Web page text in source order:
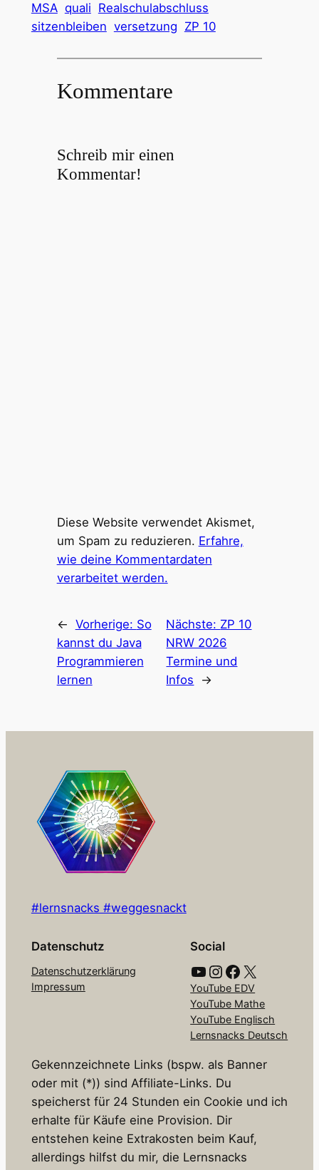
MSA quali Realschulabschluss
sitzenbleiben versetzung ZP 10
Kommentare
Schreib mir einen
Kommentar!
Diese Website verwendet Akismet,
um Spam zu reduzieren. Erfahre,
wie deine Kommentardaten
verarbeitet werden.
← Vorherige: So
kannst du Java
Programmieren
lernen
Nächste: ZP 10
NRW 2026
Termine und
Infos
→
#lernsnacks #weggesnackt
Datenschutz
Datenschutzerklärung
Impressum
Social
YouTube Instagram Facebook X
YouTube EDV
YouTube Mathe
YouTube Englisch
Lernsnacks Deutsch
Gekennzeichnete Links (bspw. als Banner
oder mit (*)) sind Affiliate-Links. Du
speicherst für 24 Stunden ein Cookie und ich
erhalte für Käufe eine Provision. Dir
entstehen keine Extrakosten beim Kauf,
allerdings hilfst du mir, die Lernsnacks